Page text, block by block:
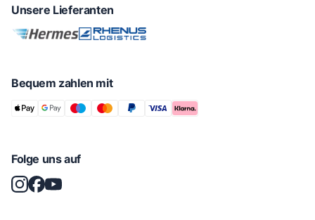
Unsere Lieferanten
Bequem zahlen mit
Folge uns auf